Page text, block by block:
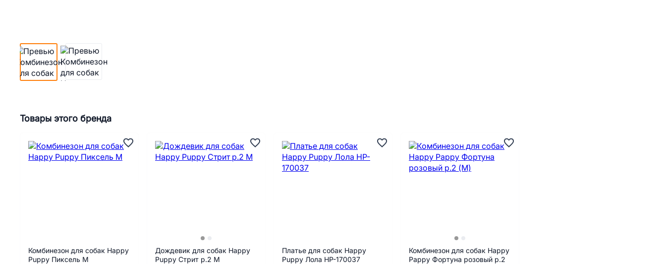
Товары этого бренда
Комбинезон для собак Happy
Puppy Пиксель M
Дождевик для собак Happy
Puppy Стрит р.2 M
Платье для собак Happy
Puppy Лола HP-170037
Комбинезон для собак Happy
Pappy Фортуна розовый р.2